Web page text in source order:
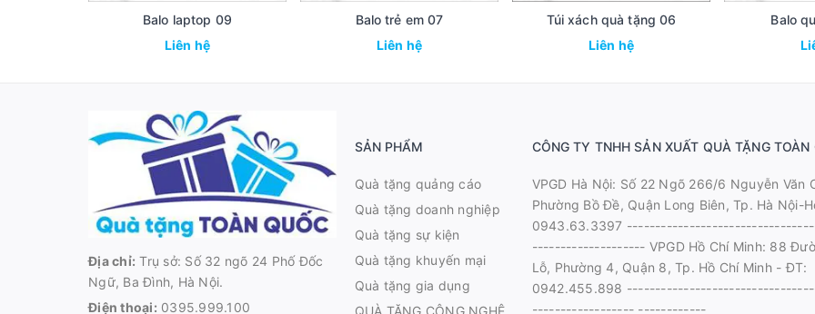
Balo laptop 09
Liên hệ
Balo trẻ em 07
Liên hệ
Túi xách quà tặng 06
Liên hệ
Balo
Địa chỉ: Trụ sở: Số 32 ngõ 24 Phố Đốc
Ngữ, Ba Đình, Hà Nội.
Điện thoại: 0395.999.100
SẢN PHẨM
Quà tặng quảng cáo
Quà tặng doanh nghiệp
Quà tặng sự kiện
Quà tặng khuyến mại
Quà tặng gia dụng
QUÀ TẶNG CÔNG NGHỆ
CÔNG TY TNHH SẢN XUẤT QUÀ TẶNG TOÀN
VPGD Hà Nội: Số 22 Ngõ 266/6 Nguyễn Văn
Phường Bồ Đề, Quận Long Biên, Tp. Hà Nội-
0943.63.3397
-------------------- VPGD Hồ Chí Minh: 88
Lỗ, Phường 4, Quận 8, Tp. Hồ Chí Minh - ĐT:
0942.455.898
------------------ ------------